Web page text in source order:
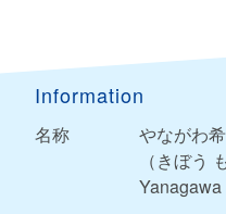
Information
名称
やながわ
（きぼう